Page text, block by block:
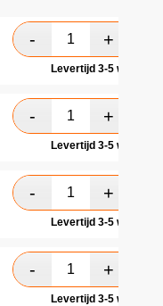
Levertijd 3-5
Levertijd 3-5
Levertijd 3-5
Levertijd 3-5